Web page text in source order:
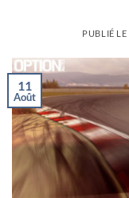
PUBLIÉ LE
11
Août